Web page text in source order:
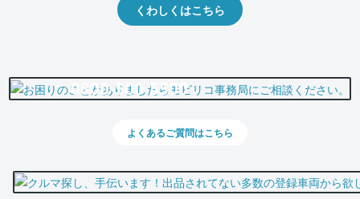
くわしくはこちら
0800-500-5500
よくあるご質問はこちら